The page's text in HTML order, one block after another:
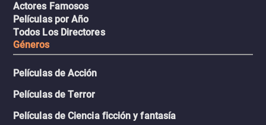
Actores Famosos
Películas por Año
Todos Los Directores
Géneros
Películas de Acción
Películas de Terror
Películas de Ciencia ficción y fantasía